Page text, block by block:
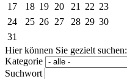
17
18 19 20 21 22 23
24
25 26 27 28 29 30
31
Hier können Sie gezielt suchen:
Kategorie
Suchwort